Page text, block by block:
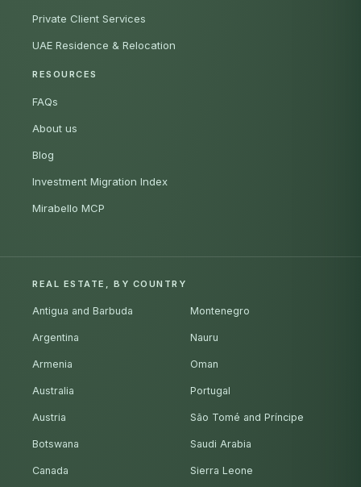
Private Client Services
UAE Residence & Relocation
RESOURCES
FAQs
About us
Blog
Investment Migration Index
Mirabello MCP
REAL ESTATE, BY COUNTRY
Antigua and Barbuda
Argentina
Armenia
Australia
Austria
Botswana
Canada
Montenegro
Nauru
Oman
Portugal
São Tomé and Príncipe
Saudi Arabia
Sierra Leone